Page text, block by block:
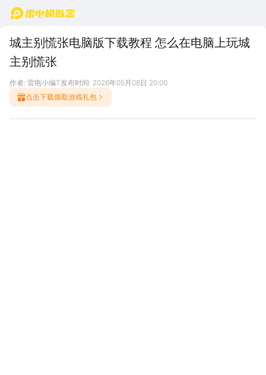
首页
城主别慌张电脑版下载教程 怎么在电脑上玩城
主别慌张
作者: 雷电小编T发布时间: 2026年05月08日 20:00
点击下载领取游戏礼包